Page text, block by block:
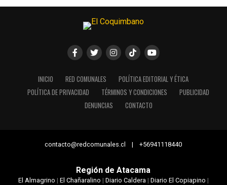
INICIO RED COMUNALES
POLÍTICA EDITORIAL Y ÉTICA
POLÍTICA DE PRIVACIDAD
TÉRMINOS Y CONDICIONES
PUBLICIDAD
DENUNCIAS
CONTACTO
contacto@redcomunales.cl | +56941118440
Región de Atacama
El Almagrino | El Chañaralino | Diario Caldera | Diario El Copiapino |